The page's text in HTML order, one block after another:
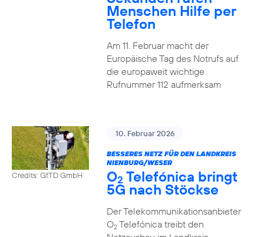
Menschen Hilfe per
Telefon
Am 11. Februar macht der
Europäische Tag des Notrufs auf
die europaweit wichtige
Rufnummer 112 aufmerksam
Credits: GfTD GmbH
10. Februar 2026
BESSERES NETZ FÜR DEN LANDKREIS
NIENBURG/WESER
O2 Telefónica bringt
5G nach Stöckse
Der Telekommunikationsanbieter
O2Telefónica treibt den